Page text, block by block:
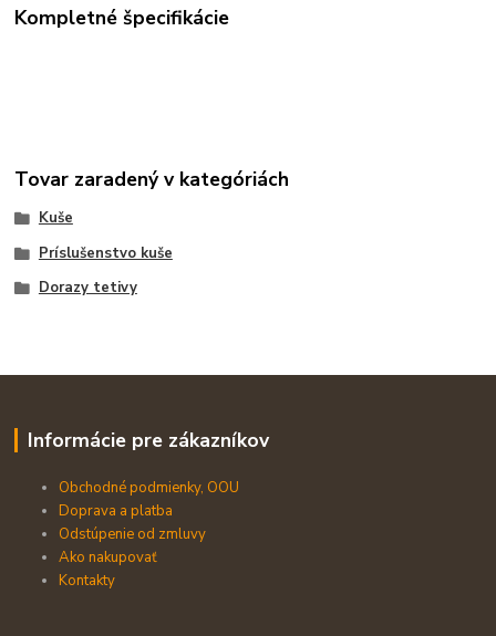
Kompletné špecifikácie
Tovar zaradený v kategóriách
Kuše
Príslušenstvo kuše
Dorazy tetivy
Informácie pre zákazníkov
Obchodné podmienky, OOU
Doprava a platba
Odstúpenie od zmluvy
Ako nakupovať
Kontakty